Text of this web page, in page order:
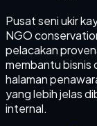
Pusat seni ukir
NGO
pelacakan
membantu bisnis
halaman
yang lebih jelas
internal.